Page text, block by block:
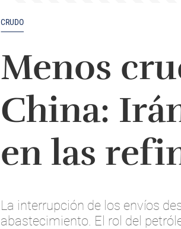
CRUDO
Menos
China:
en las
La interrupción de los envíos
abastecimiento. El rol del